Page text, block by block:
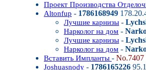
Проект Производства
Altonfup - 1786168949
Лучшие карнизы -
Нарколог на дом -
Лучшие карнизы -
Нарколог на дом -
Вставить Импланты - No.7407
Joshuasnody - 1786165226